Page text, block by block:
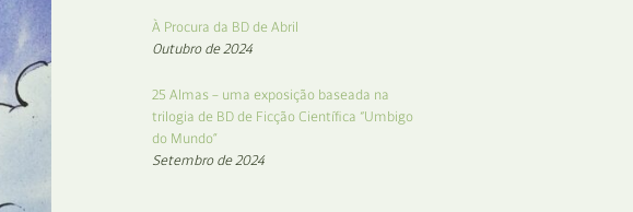
À Procura da BD de Abril
Outubro de 2024
25 Almas – uma exposição baseada na
trilogia de BD de Ficção Científica “Umbigo
do Mundo”
Setembro de 2024